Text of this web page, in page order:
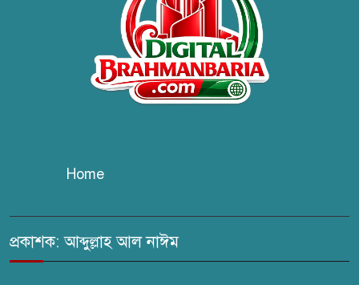
কবি জয়দুল হোসেনের
‘পাখপাখালির মিলনমেলা’ গ্রন্থের
প্রকাশনা উৎসব
ঢেউ’র আহবায়ক সোহেল সদস্য
Home
প্রকাশক: আব্দুল্লাহ আল নাঈম